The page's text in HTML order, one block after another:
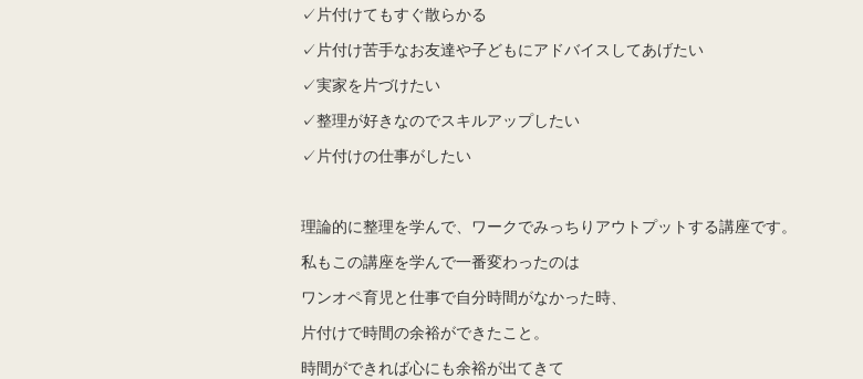
✓片付けてもすぐ散らかる
✓片付け苦手なお友達や子どもにアドバイスしてあげたい
✓実家を片づけたい
✓整理が好きなのでスキルアップしたい
✓片付けの仕事がしたい
理論的に整理を学んで、ワークでみっちりアウトプットする講座です。
私もこの講座を学んで一番変わったのは
ワンオペ育児と仕事で自分時間がなかった時、
片付けで時間の余裕ができたこと。
時間ができれば心にも余裕が出てきて